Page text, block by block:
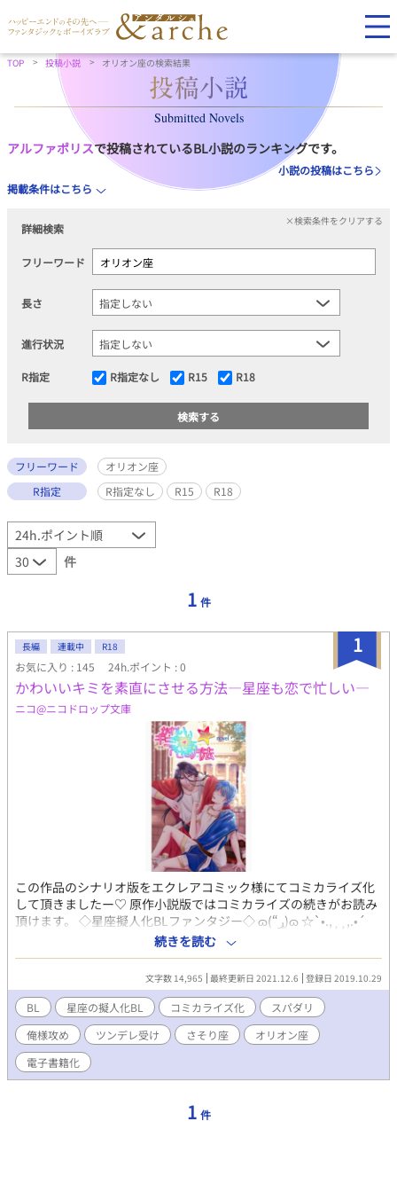
TOP 投稿小説 オリオン座の検索結果
Submitted Novels
アルファポリスで投稿されているBL小説のランキングです。
小説の投稿はこちら
掲載条件はこちら
詳細検索
×検索条件をクリアする
フリーワード
長さ
進行状況
R指定 R指定なし R15 R18
フリーワード
オリオン座
R指定
R指定なし R15 R18
件
1 件
1
長編 連載中 R18
お気に入り : 145 24h.ポイント : 0
かわいいキミを素直にさせる方法―星座も恋で忙しい―
ニコ@ニコドロップ文庫
この作品のシナリオ版をエクレアコミック様にてコミカライズ化
して頂きましたー♡ 原作小説版ではコミカライズの続きがお読み
頂けます。 ◇星座擬人化BLファンタジー◇ ɷ(“ړ)ɷ ☆`•.,¸¸,.•´
`•.,¸¸,.•´☆ 『さそり座』×『オリオン座』の禁断の恋物語♡【R-
18】 『オリオン座』のリゲルは、名前も知らないあの星をずっと
想い続けて来た。 それがまさか⋯⋯。よりによって宿敵『さそり
座』のアンタレスだったなんて！ ゼッタイ好きになんかならな
い！ 300年間全力で逃げ続けて来たが、100年に一度の星座サミ
ットでついに捕まってしまうリゲル。 「こうでもしねえとお前。
また100年捕まんねぇだろ」 ――――そして遙か昔、前身・神話
の時代。 2人は出逢っていた。 暗殺者サソリと、狩人オリオンの
愛し子リゲルの淡い恋。 本当に〝サソリ〟は〝オリオン〟を殺し
濃厚エロなラブコメだと思ったら、切なかったりキュンキュン萌
えたりしつつの→超絶ハピエン♡を目指しました!! よろしくお願
続きを読む
文字数 14,965 最終更新日 2021.12.6 登録日 2019.10.29
BL 星座の擬人化BL コミカライズ化
スパダリ
俺様攻め
ツンデレ受け さそり座
オリオン座
電子書籍化
1 件